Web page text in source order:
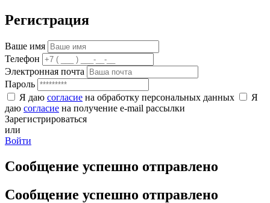
Регистрация
Ваше имя
Телефон
Электронная почта
Пароль
Я даю согласие на обработку персональных данных
Я
даю согласие на получение e-mail рассылки
Зарегистрироваться
или
Войти
Сообщение успешно отправлено
Сообщение успешно отправлено